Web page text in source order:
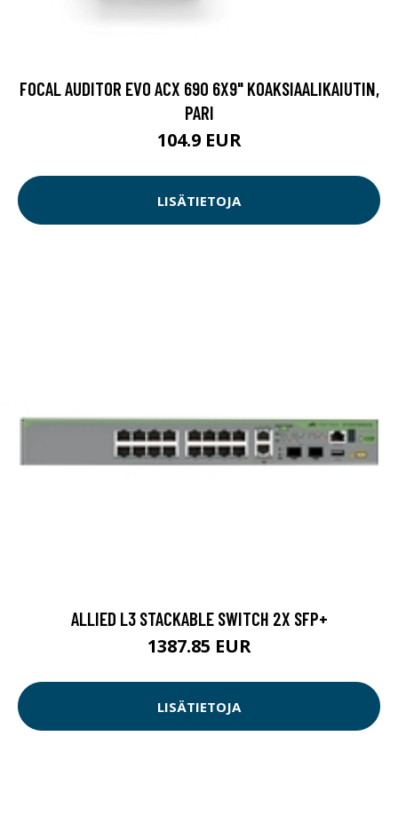
FOCAL AUDITOR EVO ACX 690 6X9" KOAKSIAALIKAIUTIN,
PARI
104.9 EUR
LISÄTIETOJA
ALLIED L3 STACKABLE SWITCH 2X SFP+
1387.85 EUR
LISÄTIETOJA